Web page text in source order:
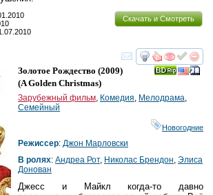
Скачать и Смотреть
смотреть
Золотое Рождество (2009)
(A Golden Christmas)
Зарубежный фильм, Комедия, Мелодрама,
Семейный
Новогодние
Режиссер: Джон Марловски
В ролях: Андреа Рот, Николас Брендон, Элиса
Донован
Джесс и Майкл когда-то давно